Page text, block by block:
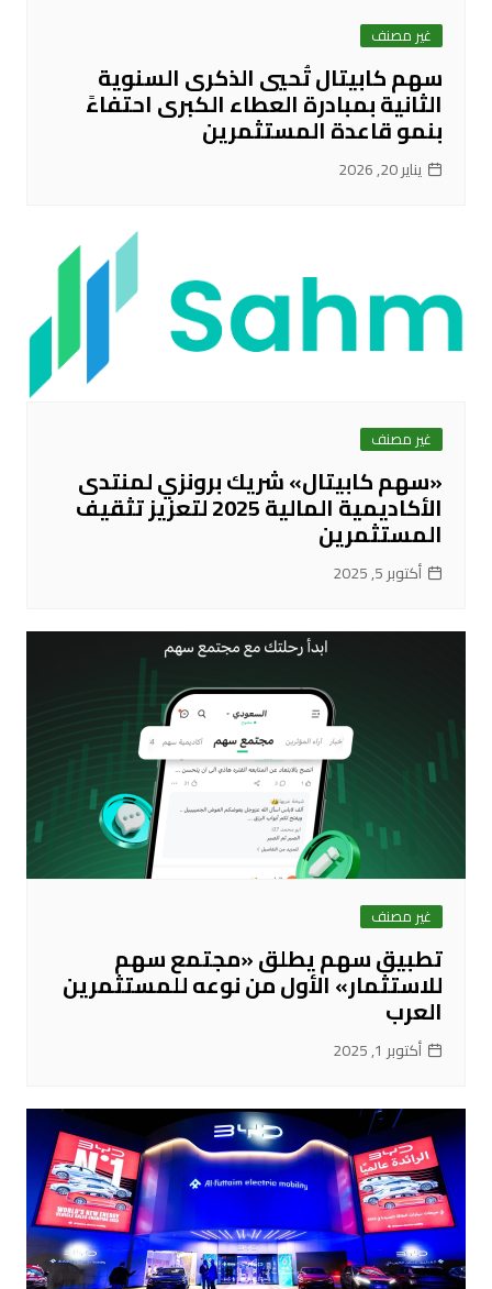
غير مصنف
سهم كابيتال تُحيي الذكرى السنوية
الثانية بمبادرة العطاء الكبرى احتفاءً
بنمو قاعدة المستثمرين
يناير 20, 2026
غير مصنف
«سهم كابيتال» شريك برونزي لمنتدى
الأكاديمية المالية 2025 لتعزيز تثقيف
المستثمرين
أكتوبر 5, 2025
غير مصنف
تطبيق سهم يطلق «مجتمع سهم
للاستثمار» الأول من نوعه للمستثمرين
العرب
أكتوبر 1, 2025